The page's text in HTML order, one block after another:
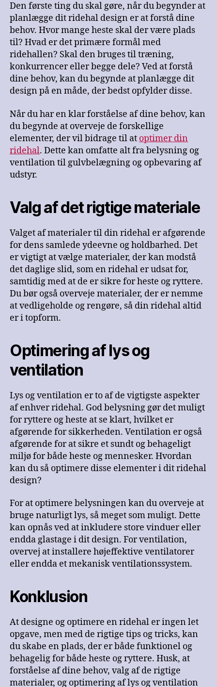
Den første ting du skal gøre, når du begynder at
planlægge dit ridehal design er at forstå dine
behov. Hvor mange heste skal der være plads
til? Hvad er det primære formål med
ridehallen? Skal den bruges til træning,
konkurrencer eller begge dele? Ved at forstå
dine behov, kan du begynde at planlægge dit
design på en måde, der bedst opfylder disse.
Når du har en klar forståelse af dine behov, kan
du begynde at overveje de forskellige
elementer, der vil bidrage til at optimer din
ridehal. Dette kan omfatte alt fra belysning og
ventilation til gulvbelægning og opbevaring af
udstyr.
Valg af det rigtige materiale
Valget af materialer til din ridehal er afgørende
for dens samlede ydeevne og holdbarhed. Det
er vigtigt at vælge materialer, der kan modstå
det daglige slid, som en ridehal er udsat for,
samtidig med at de er sikre for heste og ryttere.
Du bør også overveje materialer, der er nemme
at vedligeholde og rengøre, så din ridehal altid
er i topform.
Optimering af lys og
ventilation
Lys og ventilation er to af de vigtigste aspekter
af enhver ridehal. God belysning gør det muligt
for ryttere og heste at se klart, hvilket er
afgørende for sikkerheden. Ventilation er også
afgørende for at sikre et sundt og behageligt
miljø for både heste og mennesker. Hvordan
kan du så optimere disse elementer i dit ridehal
design?
For at optimere belysningen kan du overveje at
bruge naturligt lys, så meget som muligt. Dette
kan opnås ved at inkludere store vinduer eller
endda glastage i dit design. For ventilation,
overvej at installere højeffektive ventilatorer
eller endda et mekanisk ventilationssystem.
Konklusion
At designe og optimere en ridehal er ingen let
opgave, men med de rigtige tips og tricks, kan
du skabe en plads, der er både funktionel og
behagelig for både heste og ryttere. Husk, at
forståelse af dine behov, valg af de rigtige
materialer, og optimering af lys og ventilation